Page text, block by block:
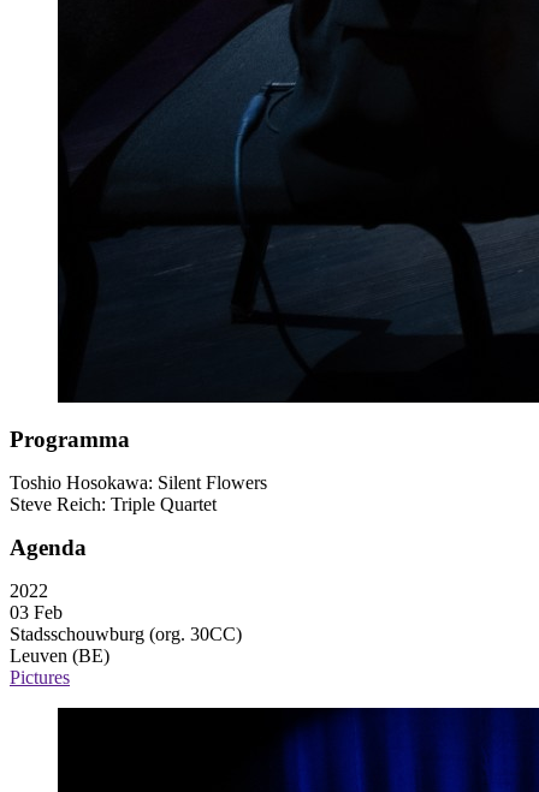
Programma
Toshio Hosokawa: Silent Flowers
Steve Reich: Triple Quartet
Agenda
2022
03 Feb
Stadsschouwburg (org. 30CC)
Leuven (BE)
Pictures